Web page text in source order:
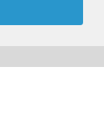
依據環境光源或個